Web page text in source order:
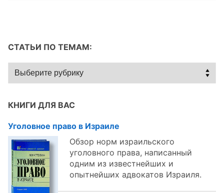
СТАТЬИ ПО ТЕМАМ:
Статьи
по
КНИГИ ДЛЯ ВАС
Уголовное право в Израиле
Обзор норм израильского
уголовного права, написанный
одним из известнейших и
опытнейших адвокатов Израиля.